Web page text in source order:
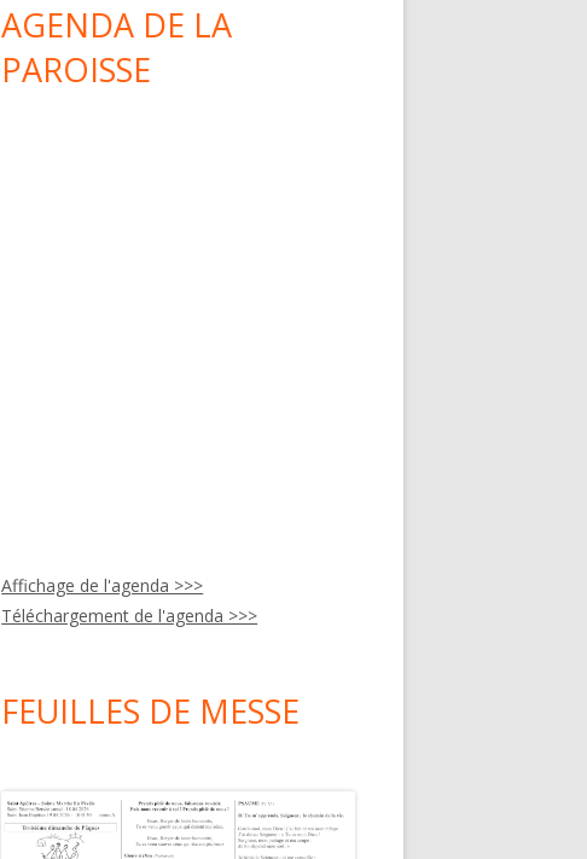
AGENDA DE LA
PAROISSE
Affichage de l'agenda >>>
Téléchargement de l'agenda >>>
FEUILLES DE MESSE